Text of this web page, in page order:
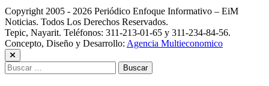
Copyright 2005 - 2026 Periódico Enfoque Informativo – EiM
Noticias. Todos Los Derechos Reservados.
Tepic, Nayarit. Teléfonos: 311-213-01-65 y 311-234-84-56.
Concepto, Diseño y Desarrollo: Agencia Multieconomico
Buscar: